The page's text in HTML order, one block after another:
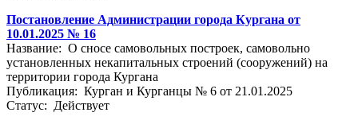
Постановление Администрации города Кургана от
10.01.2025 № 16
Название: О сносе самовольных построек, самовольно
установленных некапитальных строений (сооружений) на
территории города Кургана
Публикация: Курган и Курганцы № 6 от 21.01.2025
Статус: Действует